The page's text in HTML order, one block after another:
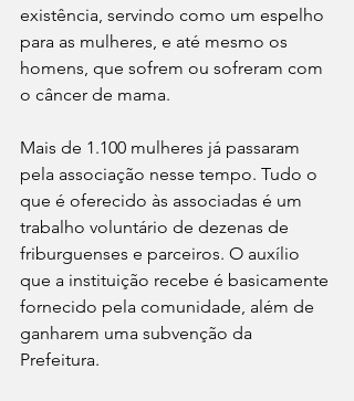
existência, servindo como um espelho
para as mulheres, e até mesmo os
homens, que sofrem ou sofreram com
o câncer de mama.
Mais de 1.100 mulheres já passaram
pela associação nesse tempo. Tudo o
que é oferecido às associadas é um
trabalho voluntário de dezenas de
friburguenses e parceiros. O auxílio
que a instituição recebe é basicamente
fornecido pela comunidade, além de
ganharem uma subvenção da
Prefeitura.